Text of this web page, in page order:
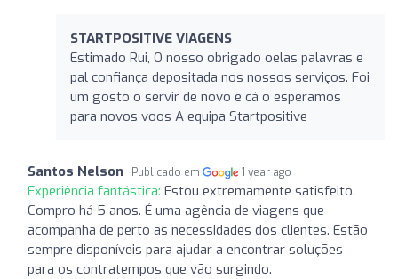
STARTPOSITIVE VIAGENS
Estimado Rui, O nosso obrigado oelas palavras e
pal confiança depositada nos nossos serviços. Foi
um gosto o servir de novo e cá o esperamos
para novos voos A equipa Startpositive
Santos Nelson Publicado em 1 year ago
Experiência fantástica: Estou extremamente satisfeito.
Compro há 5 anos. É uma agência de viagens que
acompanha de perto as necessidades dos clientes. Estão
sempre disponíveis para ajudar a encontrar soluções
para os contratempos que vão surgindo.